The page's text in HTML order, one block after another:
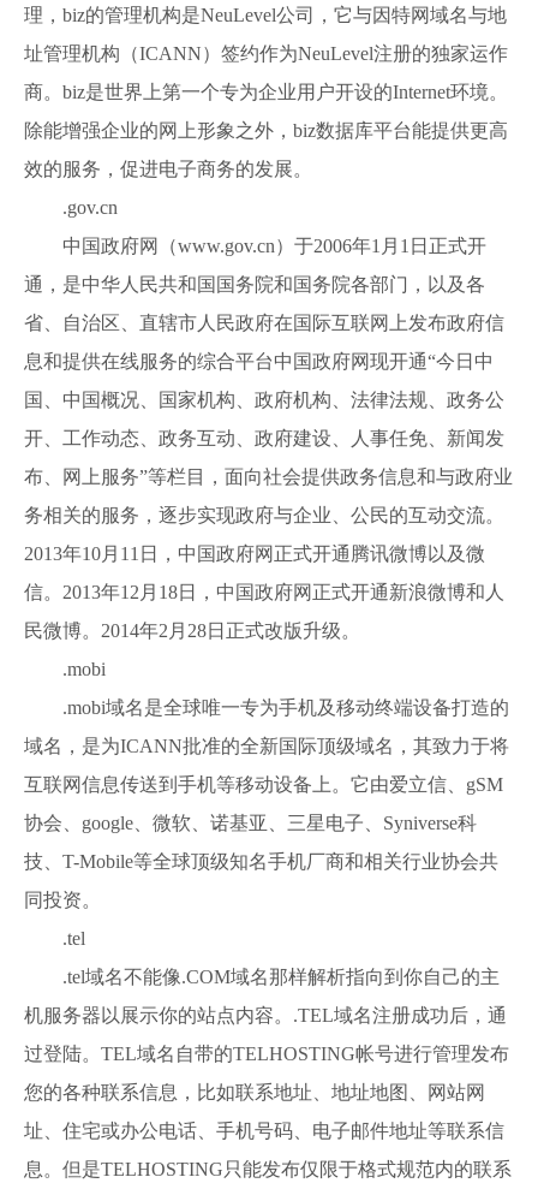
理，biz的管理机构是NeuLevel公司，它与因特网域名与地
址管理机构（ICANN）签约作为NeuLevel注册的独家运作
商。biz是世界上第一个专为企业用户开设的Internet环境。
除能增强企业的网上形象之外，biz数据库平台能提供更高
效的服务，促进电子商务的发展。
.gov.cn
中国政府网（www.gov.cn）于2006年1月1日正式开
通，是中华人民共和国国务院和国务院各部门，以及各
省、自治区、直辖市人民政府在国际互联网上发布政府信
息和提供在线服务的综合平台中国政府网现开通“今日中
国、中国概况、国家机构、政府机构、法律法规、政务公
开、工作动态、政务互动、政府建设、人事任免、新闻发
布、网上服务”等栏目，面向社会提供政务信息和与政府业
务相关的服务，逐步实现政府与企业、公民的互动交流。
2013年10月11日，中国政府网正式开通腾讯微博以及微
信。2013年12月18日，中国政府网正式开通新浪微博和人
民微博。2014年2月28日正式改版升级。
.mobi
.mobi域名是全球唯一专为手机及移动终端设备打造的
域名，是为ICANN批准的全新国际顶级域名，其致力于将
互联网信息传送到手机等移动设备上。它由爱立信、gSM
协会、google、微软、诺基亚、三星电子、Syniverse科
技、T-Mobile等全球顶级知名手机厂商和相关行业协会共
同投资。
.tel
.tel域名不能像.COM域名那样解析指向到你自己的主
机服务器以展示你的站点内容。.TEL域名注册成功后，通
过登陆。TEL域名自带的TELHOSTING帐号进行管理发布
您的各种联系信息，比如联系地址、地址地图、网站网
址、住宅或办公电话、手机号码、电子邮件地址等联系信
息。但是TELHOSTING只能发布仅限于格式规范内的联系